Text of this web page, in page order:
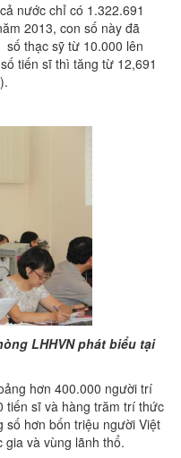
nước chỉ có 1.322.691
2013, con số này đã
thạc sỹ từ 10.000 lên
tiến sĩ thì tăng từ 12,691
LHHVN phát biểu tại
hơn 400.000 người trí
tiến sĩ và hàng trăm trí thức
số hơn bốn triệu người Việt
gia và vùng lãnh thổ.